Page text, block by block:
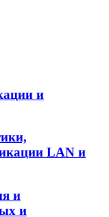
и
LAN и
и
и